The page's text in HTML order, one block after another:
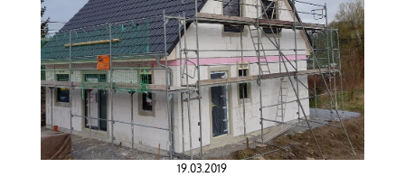
19.03.2019